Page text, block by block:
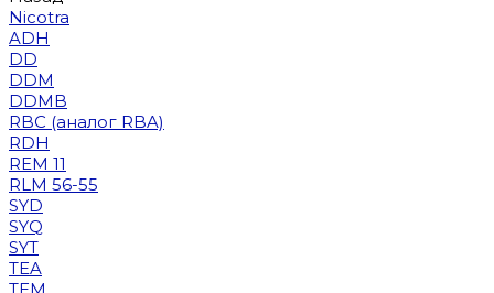
Nicotra
ADH
DD
DDM
DDMB
RBC (аналог RBA)
RDH
REM 11
RLM 56-55
SYD
SYQ
SYT
TEA